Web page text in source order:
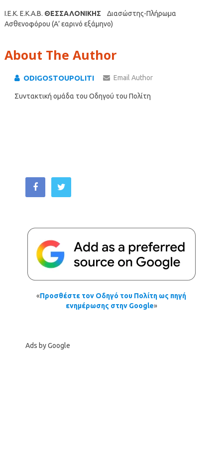
Ι.Ε.Κ. Ε.Κ.Α.Β. ΘΕΣΣΑΛΟΝΙΚΗΣ Διασώστης-Πλήρωμα
Ασθενοφόρου (Α’ εαρινό εξάμηνο)
About The Author
ODIGOSTOUPOLITI Email Author
Συντακτική ομάδα του Οδηγού του Πολίτη
«Προσθέστε τον Οδηγό του Πολίτη ως πηγή
ενημέρωσης στην Google»
Ads by Google